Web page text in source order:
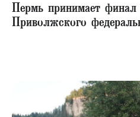
Пермь принимает
Приволжского